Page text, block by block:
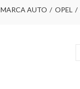
MARCA AUTO OPEL